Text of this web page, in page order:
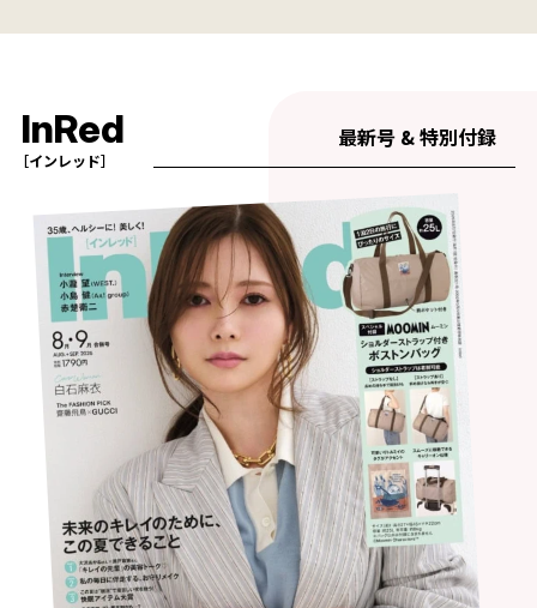
InRed
［インレッド］
最新号 & 特別付録